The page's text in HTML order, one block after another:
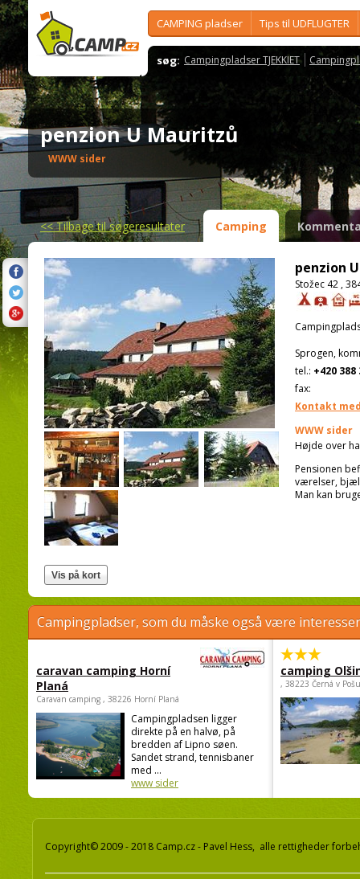
CAMPING pladser Tips til UDFLUGTER
søg: Campingpladser TJEKKIET
penzion U Mauritzů
WWW sider
<<Tilbage til søgeresultater Camping
penzion
Stožec 42 ,
Sprogen,
tel.: +420 388
fax:
Kontakt
WWW sider
Højde over
Pensionen
værelser,
Man kan
Campingpladser, som du måske også være
caravan camping Horní
Planá
Caravan camping , 38226 Horní Planá
Campingpladsen ligger
direkte på en halvø, på
bredden af Lipno søen.
Sandet strand, tennisbaner
med ...
www sider
camping
, 38223 Černá v
Copyright© 2009 - 2018 Camp.cz - Pavel Hess, alle rettigheder